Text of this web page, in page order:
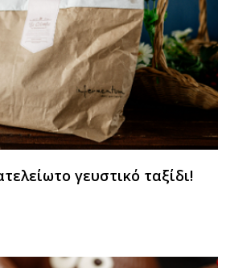
γευστικό ταξίδι!